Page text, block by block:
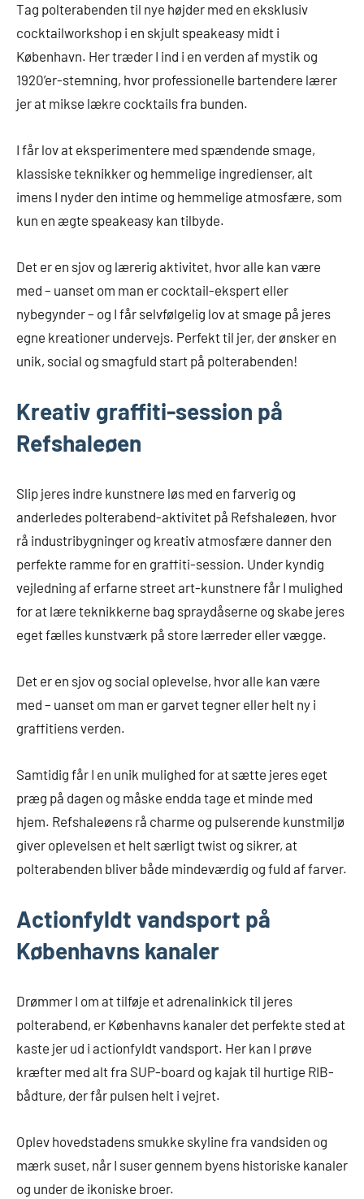
Tag polterabenden til nye højder med en eksklusiv
cocktailworkshop i en skjult speakeasy midt i
København. Her træder I ind i en verden af mystik og
1920’er-stemning, hvor professionelle bartendere lærer
jer at mikse lækre cocktails fra bunden.
I får lov at eksperimentere med spændende smage,
klassiske teknikker og hemmelige ingredienser, alt
imens I nyder den intime og hemmelige atmosfære, som
kun en ægte speakeasy kan tilbyde.
Det er en sjov og lærerig aktivitet, hvor alle kan være
med – uanset om man er cocktail-ekspert eller
nybegynder – og I får selvfølgelig lov at smage på jeres
egne kreationer undervejs. Perfekt til jer, der ønsker en
unik, social og smagfuld start på polterabenden!
Kreativ graffiti-session på
Refshaleøen
Slip jeres indre kunstnere løs med en farverig og
anderledes polterabend-aktivitet på Refshaleøen, hvor
rå industribygninger og kreativ atmosfære danner den
perfekte ramme for en graffiti-session. Under kyndig
vejledning af erfarne street art-kunstnere får I mulighed
for at lære teknikkerne bag spraydåserne og skabe jeres
eget fælles kunstværk på store lærreder eller vægge.
Det er en sjov og social oplevelse, hvor alle kan være
med – uanset om man er garvet tegner eller helt ny i
graffitiens verden.
Samtidig får I en unik mulighed for at sætte jeres eget
præg på dagen og måske endda tage et minde med
hjem. Refshaleøens rå charme og pulserende kunstmiljø
giver oplevelsen et helt særligt twist og sikrer, at
polterabenden bliver både mindeværdig og fuld af farver.
Actionfyldt vandsport på
Københavns kanaler
Drømmer I om at tilføje et adrenalinkick til jeres
polterabend, er Københavns kanaler det perfekte sted at
kaste jer ud i actionfyldt vandsport. Her kan I prøve
kræfter med alt fra SUP-board og kajak til hurtige RIB-
bådture, der får pulsen helt i vejret.
Oplev hovedstadens smukke skyline fra vandsiden og
mærk suset, når I suser gennem byens historiske kanaler
og under de ikoniske broer.